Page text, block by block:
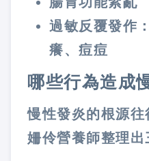
過敏反覆發作
癢、痘痘
哪些行為造成
慢性發炎的根源
姍伶營養師整理